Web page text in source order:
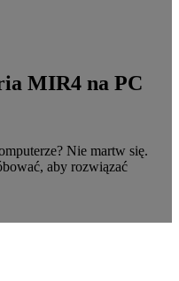
MIR4 na PC
Nie martw się.
aby rozwiązać